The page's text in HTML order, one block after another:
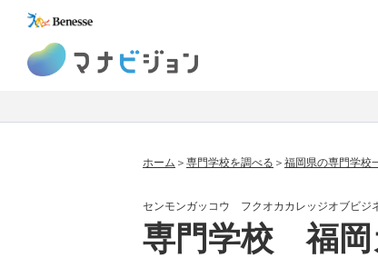
ホーム 専門学校を調べる 福岡県の専門学校
センモンガッコウ フクオカカレッジオブビジ
専門学校 福岡